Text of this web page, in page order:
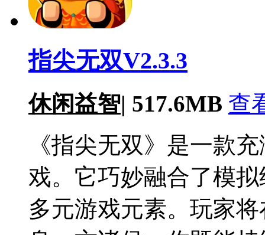
指尖无双V2.3.3
休闲益智| 517.6MB 查
《指尖无双》是一款
戏。它巧妙融合了模
多元游戏元素。玩家